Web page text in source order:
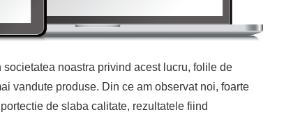
noastra privind acest lucru, folile de
vandute produse. Din ce am observat noi, foarte
de slaba calitate, rezultatele fiind